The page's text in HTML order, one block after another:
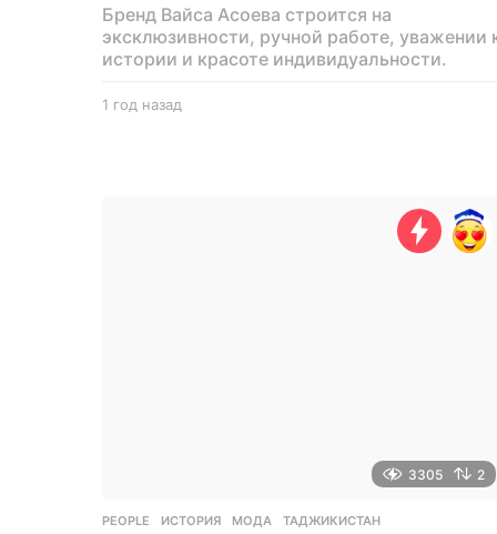
Бренд Вайса Асоева строится на
эксклюзивности, ручной работе, уважении
истории и красоте индивидуальности.
1 год назад
3305 2
PEOPLE ИСТОРИЯ ,МОДА ,ТАДЖИКИСТАН